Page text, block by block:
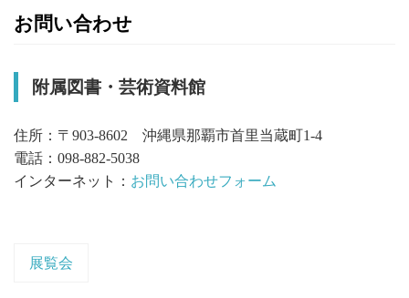
お問い合わせ
附属図書・芸術資料館
住所：〒903-8602 沖縄県那覇市首里当蔵町1-4
電話：098-882-5038
インターネット： お問い合わせフォーム
展覧会